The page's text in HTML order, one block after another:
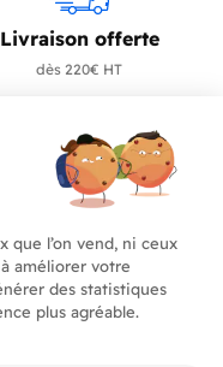
Livraison offerte
dès 220€ HT
Contactez-nous
+33 (0)4 90 91 20 80